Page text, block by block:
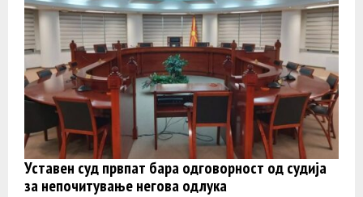
Уставен суд првпат бара одговорност од судија
за непочитување негова одлука